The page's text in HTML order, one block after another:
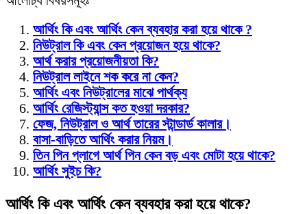
আর্থিং কি এবং আর্থিং কেন ব্যবহার করা হয়ে থাকে ?
নিউট্রাল কি এবং কেন প্রয়োজন হয়ে থাকে?
আর্থ করার প্রয়োজনীয়তা কি?
নিউট্রাল লাইনে শক করে না কেন?
আর্থিং এবং নিউট্রালের মাঝে পার্থক্য
আর্থিং রেজিস্ট্যান্স কত হওয়া দরকার?
ফেজ, নিউট্রাল ও আর্থ তারের স্টান্ডার্ড কালার।
বাসা-বাড়িতে আর্থিং করার নিয়ম।
তিন পিন প্লাগে আর্থ পিন কেন বড় এবং মোটা হয়ে থাকে?
আর্থিং সুইচ কি?
আর্থিং কি এবং আর্থিং কেন ব্যবহার করা হয়ে থাকে?